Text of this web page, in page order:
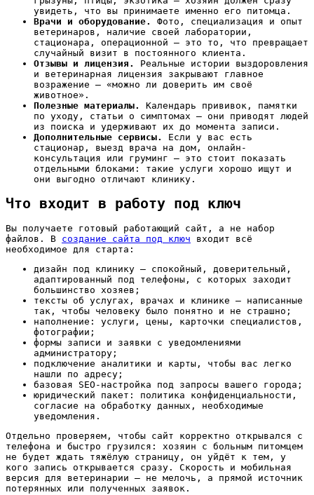
увидеть, что вы принимаете именно его питомца.
Врачи и оборудование.
Фото, специализация и опыт
ветеринаров, наличие своей лаборатории,
стационара, операционной — это то, что превращает
случайный визит в постоянного клиента.
Отзывы и лицензия.
Реальные истории выздоровления
и ветеринарная лицензия закрывают главное
возражение — «можно ли доверить им своё
животное».
Полезные материалы.
Календарь прививок, памятки
по уходу, статьи о симптомах — они приводят людей
из поиска и удерживают их до момента записи.
Дополнительные сервисы.
Если у вас есть
стационар, выезд врача на дом, онлайн-
консультация или груминг — это стоит показать
отдельными блоками: такие услуги хорошо ищут и
они выгодно отличают клинику.
Что входит в работу под ключ
Вы получаете готовый работающий сайт, а не набор
файлов. В создание сайта под ключ входит всё
необходимое для старта:
дизайн под клинику — спокойный, доверительный,
адаптированный под телефоны, с которых заходит
большинство хозяев;
тексты об услугах, врачах и клинике — написанные
так, чтобы человеку было понятно и не страшно;
наполнение: услуги, цены, карточки специалистов,
фотографии;
формы записи и заявки с уведомлениями
администратору;
подключение аналитики и карты, чтобы вас легко
нашли по адресу;
базовая SEO-настройка под запросы вашего города;
юридический пакет: политика конфиденциальности,
согласие на обработку данных, необходимые
уведомления.
Отдельно проверяем, чтобы сайт корректно открывался с
телефона и быстро грузился: хозяин с больным питомцем
не будет ждать тяжёлую страницу, он уйдёт к тем, у
кого запись открывается сразу. Скорость и мобильная
версия для ветеринарии — не мелочь, а прямой источник
потерянных или полученных заявок.